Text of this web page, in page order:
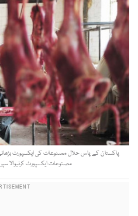
پاکستان کے پاس حلال مصنوعات کی ایکسپورٹ
مصنوعات ایکسپورٹ کرنیوالا سپر